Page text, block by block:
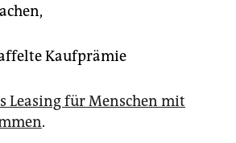
Kaufprämie
Leasing für Menschen mit
.